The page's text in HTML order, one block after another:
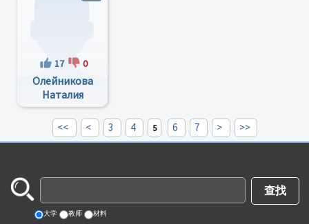
17 0
Олейникова
Наталия
Владимировна
<< < 3 4 5 6 7 > >>
大学 教师 材料